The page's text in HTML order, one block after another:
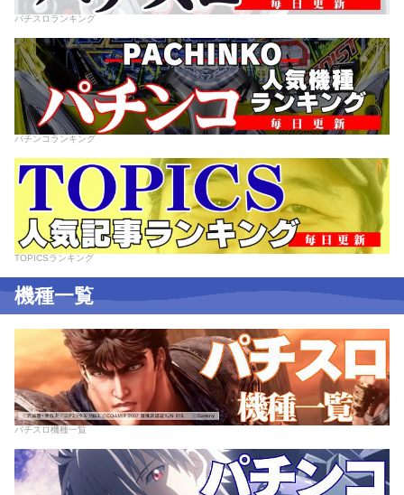
パチスロランキング
パチンコランキング
TOPICSランキング
機種一覧
パチスロ機種一覧